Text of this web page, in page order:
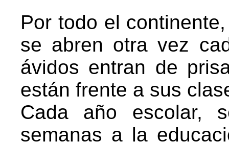
Por todo el
se abren otra vez
ávidos entran de
están frente a sus
Cada año escolar,
semanas a la